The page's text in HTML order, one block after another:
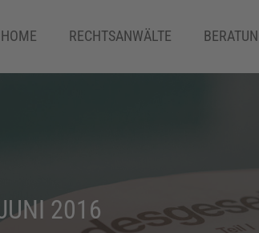
HOME RECHTSANWÄLTE
FAMILIENRECHT
2016